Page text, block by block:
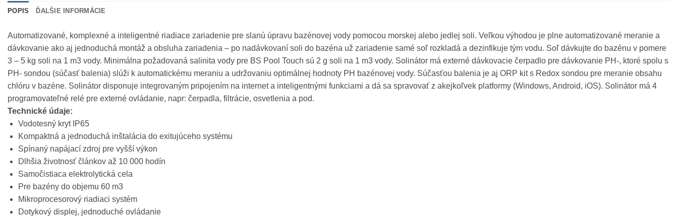
POPIS ĎALŠIE INFORMÁCIE
Automatizované, komplexné a inteligentné riadiace zariadenie pre slanú úpravu bazénovej vody pomocou morskej alebo jedlej soli. Veľkou výhodou je plne automatizované meranie a
dávkovanie ako aj jednoduchá montáž a obsluha zariadenia – po nadávkovaní soli do bazéna už zariadenie samé soľ rozkladá a dezinfikuje tým vodu. Soľ dávkujte do bazénu v pomere
3 – 5 kg soli na 1 m3 vody. Minimálna požadovaná salinita vody pre BS Pool Touch sú 2 g soli na 1 m3 vody. Solinátor má externé dávkovacie čerpadlo pre dávkovanie PH-, ktoré spolu s
PH- sondou (súčasť balenia) slúži k automatickému meraniu a udržovaniu optimálnej hodnoty PH bazénovej vody. Súčasťou balenia je aj ORP kit s Redox sondou pre meranie obsahu
chlóru v bazéne. Solinátor disponuje integrovaným pripojením na internet a inteligentnými funkciami a dá sa spravovať z akejkoľvek platformy (Windows, Android, iOS). Solinátor má 4
programovateľné relé pre externé ovládanie, napr: čerpadla, filtrácie, osvetlenia a pod.
Technické údaje:
Vodotesný kryt IP65
Kompaktná a jednoduchá inštalácia do exitujúceho systému
Spínaný napájací zdroj pre vyšší výkon
Dlhšia životnosť článkov až 10 000 hodín
Samočistiaca elektrolytická cela
Pre bazény do objemu 60 m3
Mikroprocesorový riadiaci systém
Dotykový displej, jednoduché ovládanie